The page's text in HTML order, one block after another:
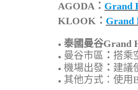
AGODA： Grand
KLOOK： Grand
泰國曼谷Grand
曼谷市區 ： 搭乘
機場出發 ： 建議
其他方式：使用